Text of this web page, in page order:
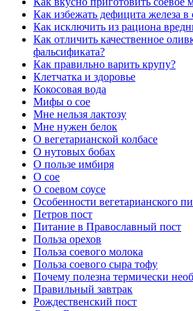
Как избежать дефицита железа в
Как исключить из рациона
Как отличить качественное
фальсификата?
Как правильно варить крупу?
Клетчатка и здоровье
Кокосовая вода
Мифы о сое
Мне нельзя лактозу
Мне нужен белок
О вегетарианской колбасе
О нутовых бобах
О пользе имбиря
О сое
О соевом соусе
Особенности вегетарианского
Петров пост
Питание в Православный пост
Польза орехов
Польза соевого молока
Польза соевого сыра тофу
Почему полезна термически
Правильный завтрак
Рождественский пост